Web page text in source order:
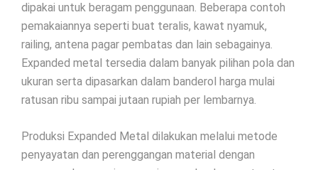
dipakai untuk beragam penggunaan. Beberapa contoh
pemakaiannya seperti buat teralis, kawat nyamuk,
railing, antena pagar pembatas dan lain sebagainya.
Expanded metal tersedia dalam banyak pilihan pola dan
ukuran serta dipasarkan dalam banderol harga mulai
ratusan ribu sampai jutaan rupiah per lembarnya.
Produksi Expanded Metal dilakukan melalui metode
penyayatan dan perenggangan material dengan